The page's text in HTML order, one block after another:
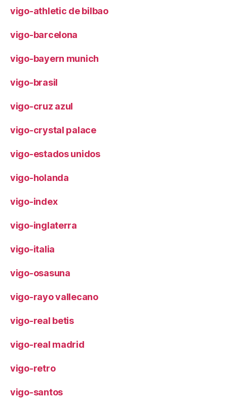
vigo-athletic de bilbao
vigo-barcelona
vigo-bayern munich
vigo-brasil
vigo-cruz azul
vigo-crystal palace
vigo-estados unidos
vigo-holanda
vigo-index
vigo-inglaterra
vigo-italia
vigo-osasuna
vigo-rayo vallecano
vigo-real betis
vigo-real madrid
vigo-retro
vigo-santos